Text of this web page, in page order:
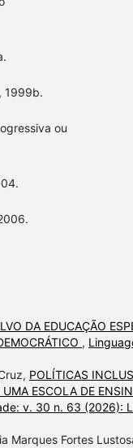
1999b.
ou
DA EDUCAÇÃO
,
POLÍTICAS
ESCOLA DE
v. 30 n. 63 (2026):
Marques Fortes